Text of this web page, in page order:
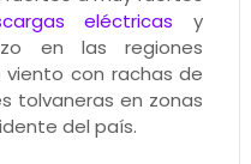
eléctricas y
en las regiones
con rachas de
tolvaneras en zonas
del país.